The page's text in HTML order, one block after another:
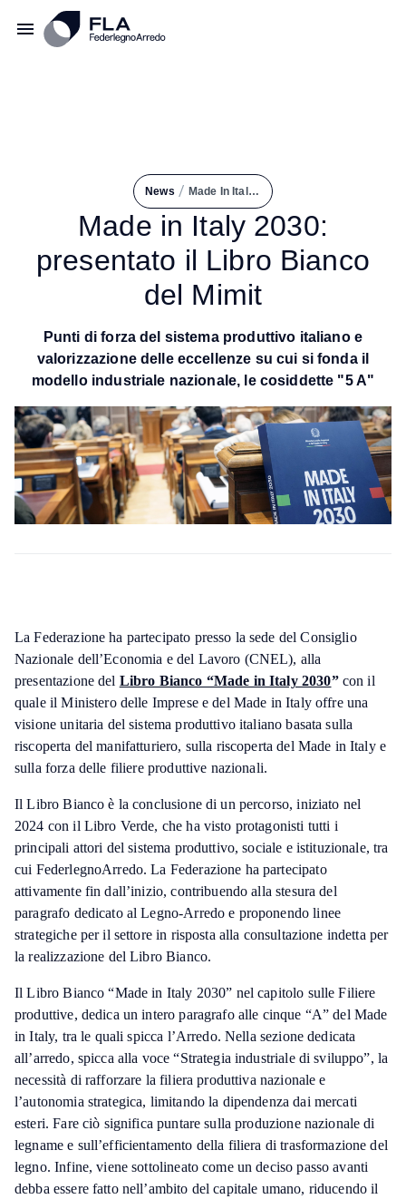
News / Made In Italy 2030: Presentato Il Libro Bianco del Mimit
Made in Italy 2030:
presentato il Libro Bianco
del Mimit
Punti di forza del sistema produttivo italiano e
valorizzazione delle eccellenze su cui si fonda il
modello industriale nazionale, le cosiddette "5 A"
La Federazione ha partecipato presso la sede del Consiglio
Nazionale dell’Economia e del Lavoro (CNEL), alla
presentazione del Libro Bianco “Made in Italy 2030” con il
quale il Ministero delle Imprese e del Made in Italy offre una
visione unitaria del sistema produttivo italiano basata sulla
riscoperta del manifatturiero, sulla riscoperta del Made in Italy e
sulla forza delle filiere produttive nazionali.
Il Libro Bianco è la conclusione di un percorso, iniziato nel
2024 con il Libro Verde, che ha visto protagonisti tutti i
principali attori del sistema produttivo, sociale e istituzionale, tra
cui FederlegnoArredo. La Federazione ha partecipato
attivamente fin dall’inizio, contribuendo alla stesura del
paragrafo dedicato al Legno-Arredo e proponendo linee
strategiche per il settore in risposta alla consultazione indetta per
la realizzazione del Libro Bianco.
Il Libro Bianco “Made in Italy 2030” nel capitolo sulle Filiere
produttive, dedica un intero paragrafo alle cinque “A” del Made
in Italy, tra le quali spicca l’Arredo. Nella sezione dedicata
all’arredo, spicca alla voce “Strategia industriale di sviluppo”, la
necessità di rafforzare la filiera produttiva nazionale e
l’autonomia strategica, limitando la dipendenza dai mercati
esteri. Fare ciò significa puntare sulla produzione nazionale di
legname e sull’efficientamento della filiera di trasformazione del
legno. Infine, viene sottolineato come un deciso passo avanti
debba essere fatto nell’ambito del capitale umano, riducendo il